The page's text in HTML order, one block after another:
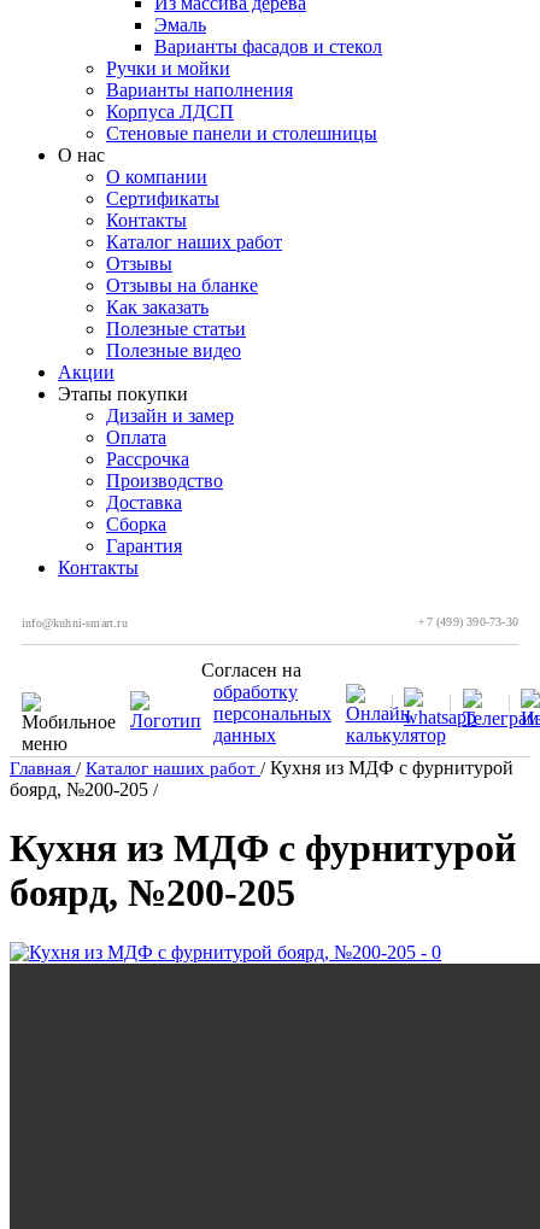
Эмаль
Варианты фасадов и стекол
Ручки и мойки
Варианты наполнения
Корпуса ЛДСП
Стеновые панели и столешницы
О нас
О компании
Сертификаты
Контакты
Каталог наших работ
Отзывы
Отзывы на бланке
Как заказать
Полезные статьи
Полезные видео
Акции
Этапы покупки
Дизайн и замер
Оплата
Рассрочка
Производство
Доставка
Сборка
Гарантия
Контакты
info@kuhni-smart.ru +7 (499) 390-73-30
Согласен на
обработку
персональных
данных
Главная / Каталог наших работ / Кухня из МДФ с фурнитурой
боярд, №200-205 /
Кухня из МДФ с фурнитурой
боярд, №200-205